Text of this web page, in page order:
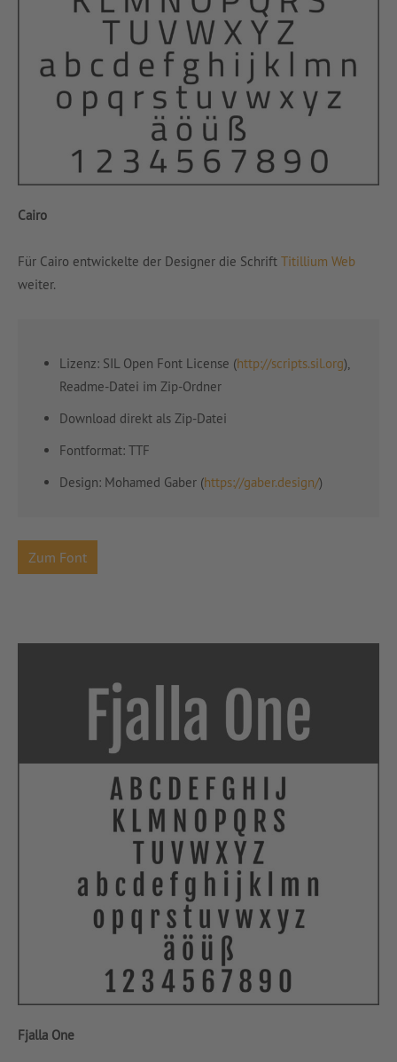
Cairo
Für Cairo entwickelte der Designer die Schrift Titillium Web
weiter.
Lizenz: SIL Open Font License (http://scripts.sil.org),
Readme-Datei im Zip-Ordner
Download direkt als Zip-Datei
Fontformat: TTF
Design: Mohamed Gaber (https://gaber.design/)
Zum Font
Fjalla One